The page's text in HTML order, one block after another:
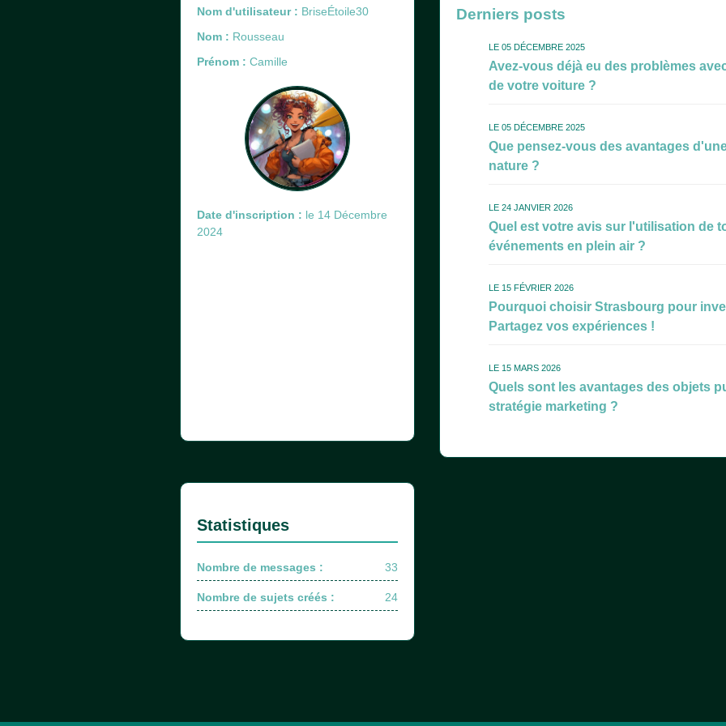
Nom d'utilisateur : BriseÉtoile30
Nom : Rousseau
Prénom : Camille
Date d'inscription : le 14 Décembre
2024
Derniers posts
LE 05 DÉCEMBRE 2025
Avez-vous déjà eu des problèmes
de votre voiture ?
LE 05 DÉCEMBRE 2025
Que pensez-vous des avantages
nature ?
LE 24 JANVIER 2026
Quel est votre avis sur l'utilisation de
événements en plein air ?
LE 15 FÉVRIER 2026
Pourquoi choisir Strasbourg pour
Partagez vos expériences !
LE 15 MARS 2026
Quels sont les avantages des objets
stratégie marketing ?
Statistiques
Nombre de messages : 33
Nombre de sujets créés : 24